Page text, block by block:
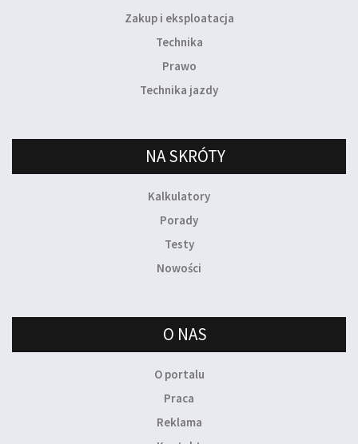
Zakup i eksploatacja
Technika
Prawo
Technika jazdy
NA SKRÓTY
Kalkulatory
Porady
Testy
Nowości
O NAS
O portalu
Praca
Reklama